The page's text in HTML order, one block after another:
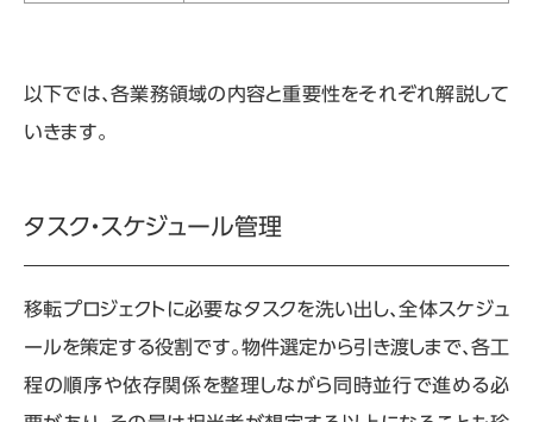
以下では、各業務領域の内容と重要性をそれぞれ解説して
いきます。
タスク・スケジュール管理
移転プロジェクトに必要なタスクを洗い出し、全体スケジュ
ールを策定する役割です。物件選定から引き渡しまで、各工
程の順序や依存関係を整理しながら同時並行で進める必